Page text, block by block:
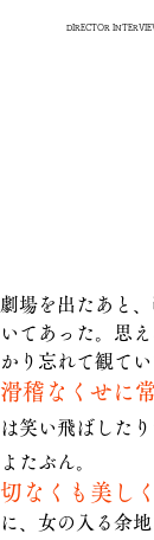
DIRECTOR
劇場を出たあと
いてあった。思
かり忘れて観てい
滑稽なくせに
は笑い飛ばした
よたぶん。
切なくも美し
に、女の入る余